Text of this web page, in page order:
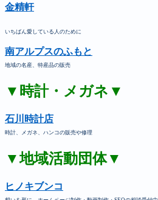
金精軒
いちばん愛している人のために
南アルプスのふもと
地域の名産、特産品の販売
▼時計・メガネ▼
石川時計店
時計、メガネ、ハンコの販売や修理
▼地域活動団体▼
ヒノキブンコ